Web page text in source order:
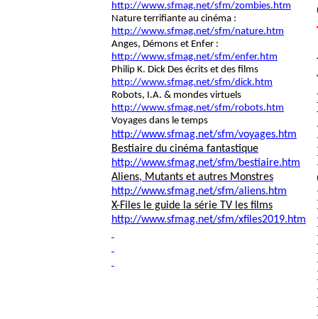
http://www.sfmag.net/sfm/zombies.htm
Nature terrifiante au cinéma :
http://www.sfmag.net/sfm/nature.htm
Anges, Démons et Enfer :
http://www.sfmag.net/sfm/enfer.htm
Philip K. Dick Des écrits et des films
http://www.sfmag.net/sfm/dick.htm
Robots, I.A. & mondes virtuels
http://www.sfmag.net/sfm/robots.htm
Voyagesdans le temps
http://www.sfmag.net/sfm/voyages.htm
Bestiaire du cinéma fantastique
http://www.sfmag.net/sfm/bestiaire.htm
Aliens, Mutants et autres Monstres
http://www.sfmag.net/sfm/aliens.htm
X-Files le guide la série TV les films
http://www.sfmag.net/sfm/xfiles2019.htm